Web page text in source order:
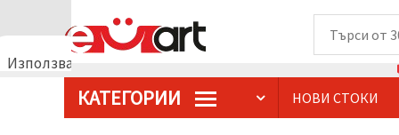
Използваме
бисквитки
Използваме
КАТЕГОРИИ НОВИ СТОКИ